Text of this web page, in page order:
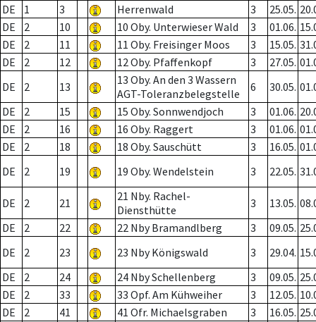
DE
1 3 Herrenwald 3 25.05.
DE
2 10 10 Oby. Unterwieser Wald 3 01.06.
DE
2 11 11 Oby. Freisinger Moos 3 15.05.
DE
2 12 12 Oby. Pfaffenkopf 3 27.05.
DE
2 13
13 Oby. An den 3 Wassern
AGT-Toleranzbelegstelle
6 30.05.
DE
2 15 15 Oby. Sonnwendjoch 3 01.06.
DE
2 16 16 Oby. Raggert 3 01.06.
DE
2 18 18 Oby. Sauschütt 3 16.05.
DE
2 19 19 Oby. Wendelstein 3 22.05.
DE 2 21
21 Nby. Rachel-
Diensthütte
3 13.05.
DE
2 22 22 Nby Bramandlberg 3 09.05.
DE
2 23 23 Nby Königswald 3 29.04.
DE
2 24 24 Nby Schellenberg 3 09.05.
DE
2 33 33 Opf. Am Kühweiher 3 12.05.
DE
2 41 41 Ofr. Michaelsgraben 3 16.05.